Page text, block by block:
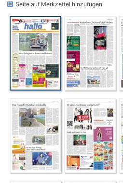
Seite auf Merkzettel hinzufügen